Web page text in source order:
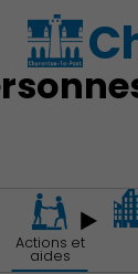
Actions et
aides